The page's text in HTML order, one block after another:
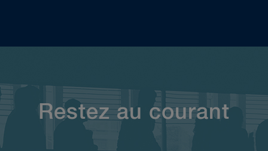
Restez au courant